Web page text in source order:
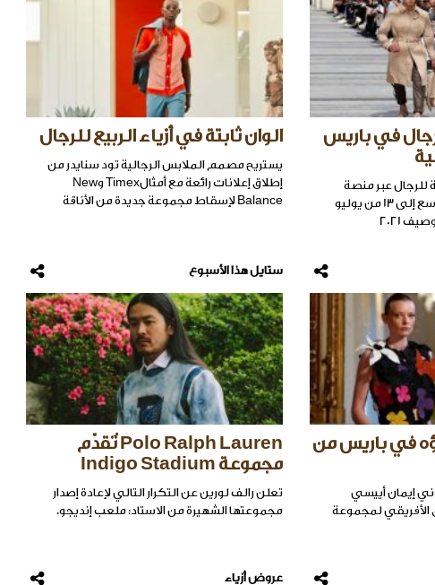
في باريس
للرجال عبر منصة
افتراضية في الفترة من التاسع إلى 13 من يوليو
2021
الوان ثابتة في أزياء الربيع للرجال
يستريح مصمم الملابس الرجالية تود سنايدر من
إطلاق إعلانات رائعة مع أمثالTimex وNew
Balance لإسقاط مجموعة جديدة من الأناقة
في باريس من
إيمان أييسي
الأفريقي لمجموعة
ستايل هذا الأسبوع
Polo Ralph Lauren تُقدّم
مجموعة Indigo Stadium
تعلن رالف لورين عن التكرار التالي لإعادة إصدار
مجموعتها الشهيرة من الاستاد: ملعب إنديجو.
عروض أزياء